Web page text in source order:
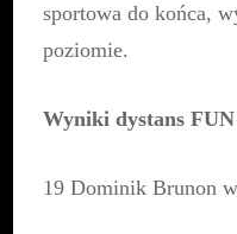
sportowa do końca,
poziomie.
Wyniki dystans FUN
19 Dominik Brunon